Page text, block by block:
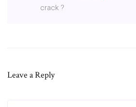
crack ?
Leave a Reply